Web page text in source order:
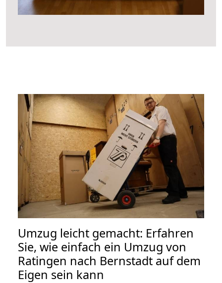
Umzug leicht gemacht: Erfahren
Sie, wie einfach ein Umzug von
Ratingen nach Bernstadt auf dem
Eigen sein kann